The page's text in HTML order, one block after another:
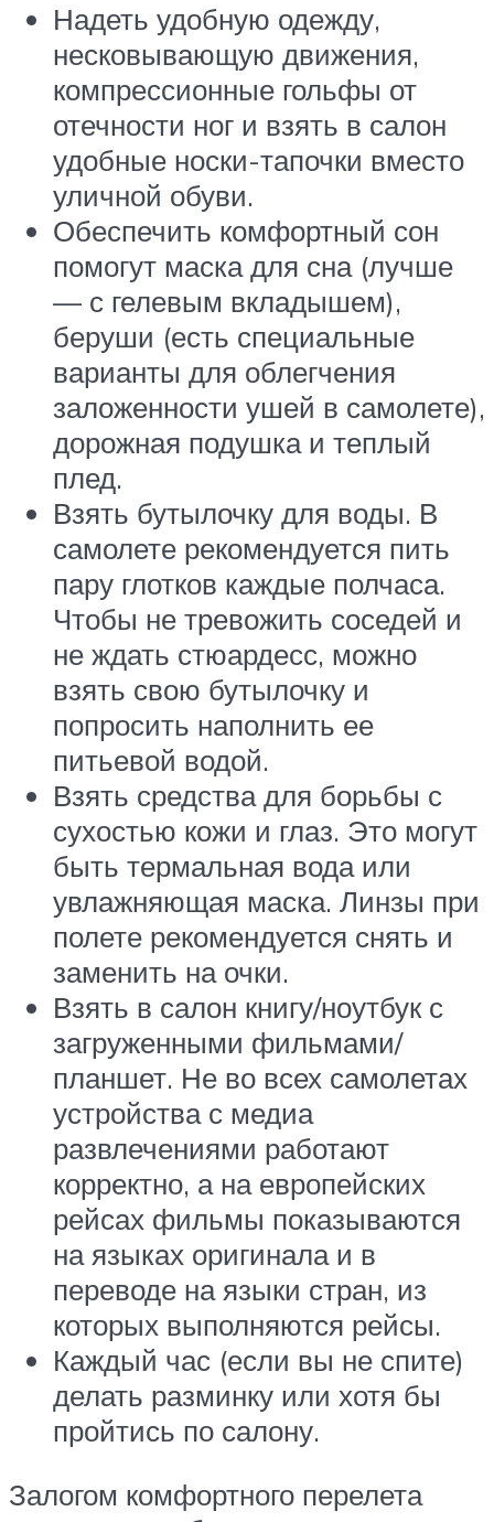
Надеть удобную одежду,
несковывающую движения,
компрессионные гольфы от
отечности ног и взять в салон
удобные носки-тапочки вместо
уличной обуви.
Обеспечить комфортный сон
помогут маска для сна (лучше
— с гелевым вкладышем),
беруши (есть специальные
варианты для облегчения
заложенности ушей в самолете),
дорожная подушка и теплый
плед.
Взять бутылочку для воды. В
самолете рекомендуется пить
пару глотков каждые полчаса.
Чтобы не тревожить соседей и
не ждать стюардесс, можно
взять свою бутылочку и
попросить наполнить ее
питьевой водой.
Взять средства для борьбы с
сухостью кожи и глаз. Это могут
быть термальная вода или
увлажняющая маска. Линзы при
полете рекомендуется снять и
заменить на очки.
Взять в салон книгу/ноутбук с
загруженными фильмами/
планшет. Не во всех самолетах
устройства с медиа
развлечениями работают
корректно, а на европейских
рейсах фильмы показываются
на языках оригинала и в
переводе на языки стран, из
которых выполняются рейсы.
Каждый час (если вы не спите)
делать разминку или хотя бы
пройтись по салону.
Залогом комфортного перелета